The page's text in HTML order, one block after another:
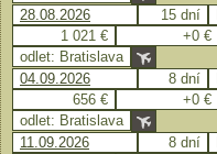
28.08.2026
15 dní
1 021 €
+0 €
odlet: Bratislava
04.09.2026
8 dní
656 €
+0 €
odlet: Bratislava
11.09.2026
8 dní